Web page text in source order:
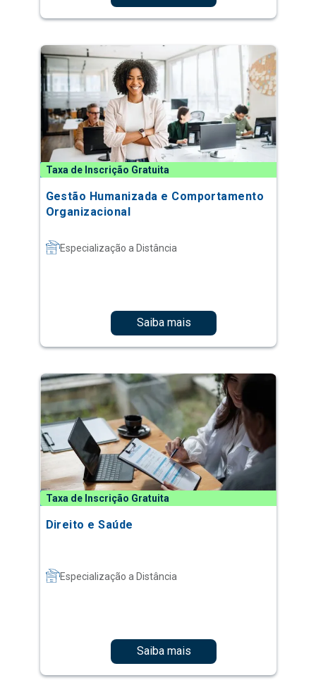
Taxa de Inscrição Gratuita
Gestão Humanizada e Comportamento
Organizacional
Especialização a Distância
Saiba mais
Taxa de Inscrição Gratuita
Direito e Saúde
Especialização a Distância
Saiba mais